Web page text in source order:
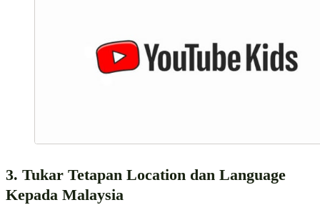
3. Tukar Tetapan Location dan Language
Kepada Malaysia